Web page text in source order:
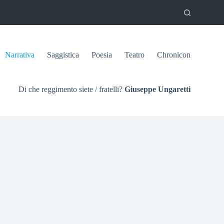
Narrativa Saggistica Poesia Teatro Chronicon
Di che reggimento siete / fratelli? Giuseppe Ungaretti